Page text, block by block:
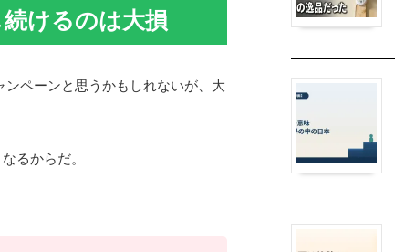
けるのは大損
ペーンと思うかもしれないが、大
るからだ。